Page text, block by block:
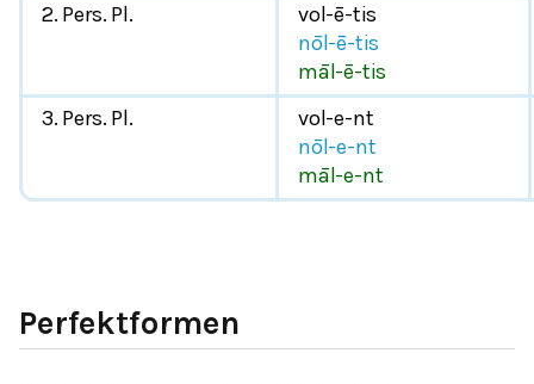
2. Pers. Pl.
vol-ē-tis
nōl-ē-tis
māl-ē-tis
3. Pers. Pl.
vol-e-nt
nōl-e-nt
māl-e-nt
Perfektformen